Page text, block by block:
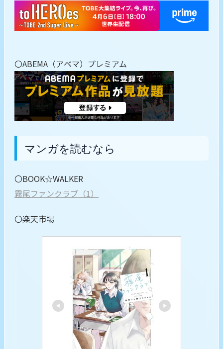
〇ABEMA（アベマ）プレミアム
マンガを読むなら
〇BOOK☆WALKER
霧尾ファンクラブ（1）
〇楽天市場